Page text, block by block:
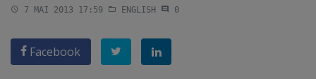
7 MAI 2013 17:59 ENGLISH 0
Facebook